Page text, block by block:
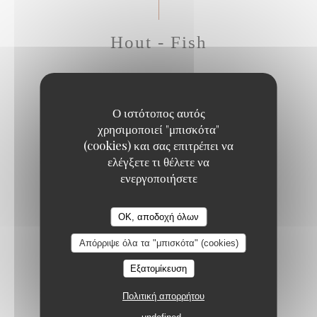
Ο ιστότοπος αυτός
χρησιμοποιεί "μπισκότα"
(cookies) και σας επιτρέπει να
ελέγξετε τι θέλετε να
ενεργοποιήσετε
OK, αποδοχή όλων
Απόρριψε όλα τα "μπισκότα" (cookies)
Εξατομίκευση
Πολιτική απορρήτου
Hout - Fish
Sweet potato, mango curry sauce, crispy corn
20,50 EUR
SEA BASS CEVICHE WITH RASPBERRY
Confit piquillo peppers, red chili, mustard pickles
22,50 EUR
SEARED TUNA WITH BLACK PEPPER
Green peppercorn sauce, shoestring fries